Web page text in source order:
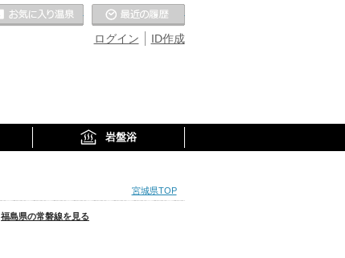
ID作成
ログイン
お気に入りの温泉
岩盤浴
宮城県TOP
福島県の常磐線を見る